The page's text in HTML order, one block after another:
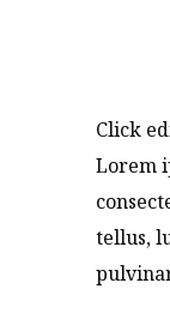
Click
Lorem
tellus,